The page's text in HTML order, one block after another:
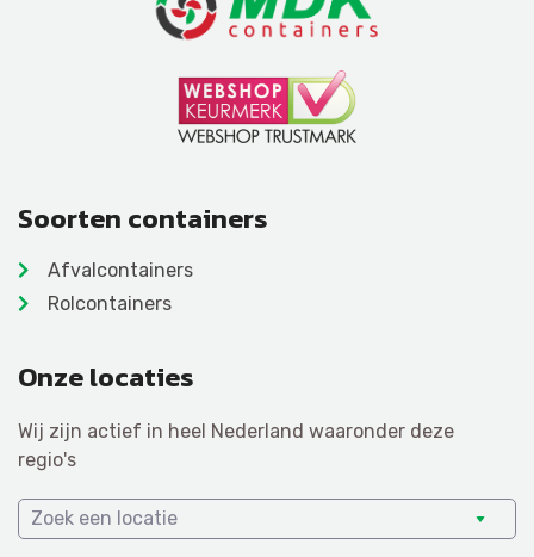
Soorten containers
Afvalcontainers
Rolcontainers
Onze locaties
Wij zijn actief in heel Nederland waaronder deze
regio's
Zoek een locatie